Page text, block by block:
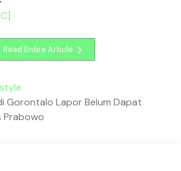
Read Entire Article
Gorontalo Lapor Belum Dapat
Prabowo